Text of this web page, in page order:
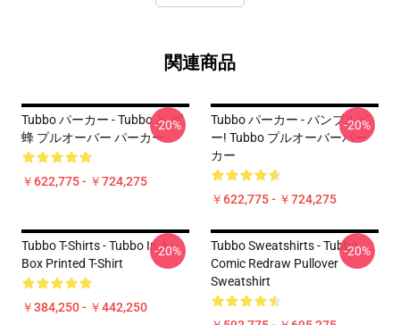
関連商品
Tubbo パーカー - Tubbo と ダ
蜂 プルオーバー パーカー
￥622,775 - ￥724,275
-20%
Tubbo パーカー - バンブルビ
ー! Tubbo プルオーバーパー
カー
￥622,775 - ￥724,275
-20%
Tubbo T-Shirts - Tubbo In A
Box Printed T-Shirt
￥384,250 - ￥442,250
-20%
Tubbo Sweatshirts - Tubbo
Comic Redraw Pullover
Sweatshirt
-20%